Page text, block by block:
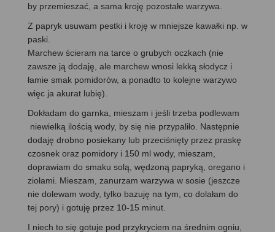
by przemieszać, a sama kroję pozostałe warzywa.
Z papryk usuwam pestki i kroję w mniejsze kawałki np. w
paski.
Marchew ścieram na tarce o grubych oczkach (nie
zawsze ją dodaję, ale marchew wnosi lekką słodycz i
łamie smak pomidorów, a ponadto to kolejne warzywo
więc ja akurat lubię).
Dokładam do garnka, mieszam i jeśli trzeba podlewam
niewielką ilością wody, by się nie przypaliło. Następnie
dodaję drobno posiekany lub przeciśnięty przez praskę
czosnek oraz pomidory i 150 ml wody, mieszam,
doprawiam do smaku solą, wędzoną papryką, oregano i
ziołami. Mieszam, zanurzam warzywa w sosie (jeszcze
nie dolewam wody, tylko bazuję na tym, co dolałam do
tej pory) i gotuję przez 10-15 minut.
I niech to się gotuje pod przykryciem na średnim ogniu,